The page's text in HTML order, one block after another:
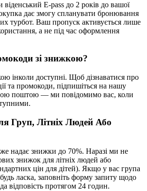
E-pass до 2 років до вашої
дає змогу спланувати бронювання
турбот. Ваш пропуск активується лише
а не під час оформлення
зі знижкою?
інколи доступні. Щоб дізнаватися про
та промокоди, підпишіться на нашу
поштою — ми повідомимо вас, коли
Груп, Літніх Людей Або
надає знижки до 70%. Наразі ми не
знижок для літніх людей або
цін для дітей). Якщо у вас група
ласка, заповніть форму запиту щодо
відповість протягом 24 годин.